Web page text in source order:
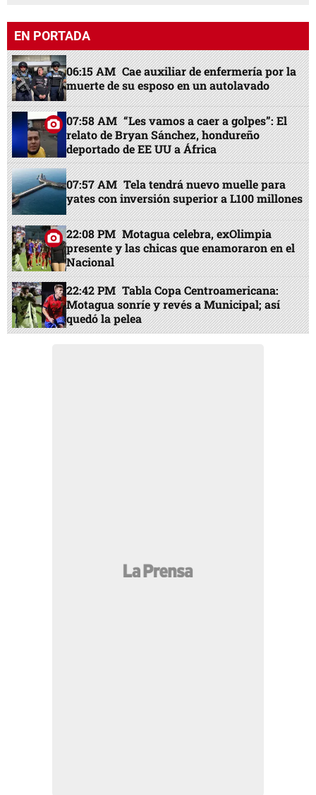
EN PORTADA
06:15 AM Cae auxiliar de enfermería por la
muerte de su esposo en un autolavado
07:58 AM “Les vamos a caer a golpes”: El
relato de Bryan Sánchez, hondureño
deportado de EE UU a África
07:57 AM Tela tendrá nuevo muelle para
yates con inversión superior a L100 millones
22:08 PM Motagua celebra, exOlimpia
presente y las chicas que enamoraron en el
Nacional
22:42 PM Tabla Copa Centroamericana:
Motagua sonríe y revés a Municipal; así
quedó la pelea